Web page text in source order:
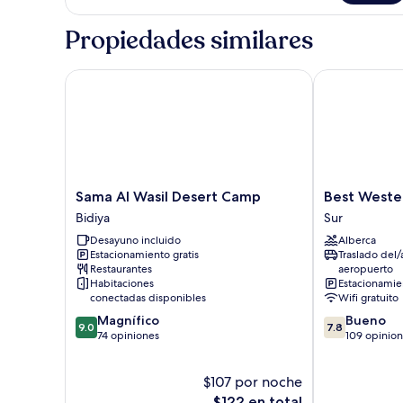
Propiedades similares
Sama
Al
Wasil
Desert
Camp
Bidiya
Sama Al Wasil Desert Camp
Bidiya
Desayuno incluido
Estacionamiento gratis
Restaurantes
Habitaciones
conectadas disponibles
9.0
de
9.0 Magnífico
74 opiniones
$107 por noche
Sama Al Wasil Desert Camp
Best
Western
Sur
Sur
Best
Sur
Alberca
Traslado del/
aeropuerto
Wifi gratuito
7.8
de
7.8 Bueno
109
Best Western